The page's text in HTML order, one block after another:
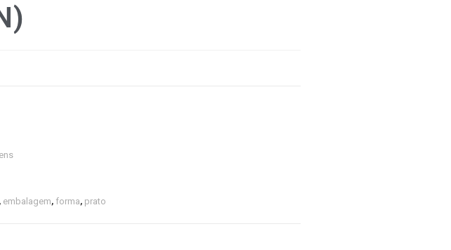
, embalagem, forma, prato